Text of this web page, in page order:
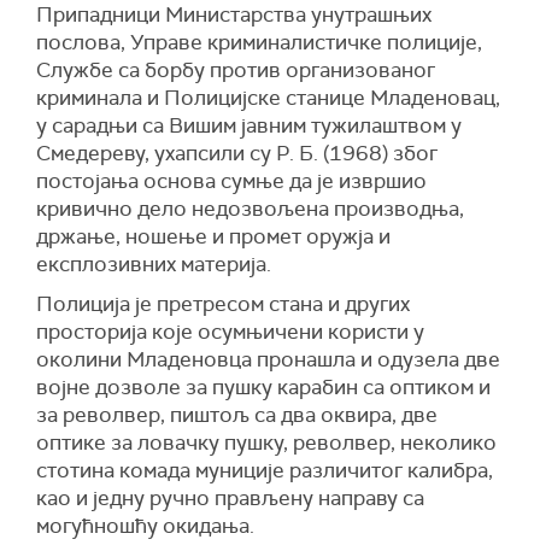
Припадници Министарства унутрашњих
послова, Управе криминалистичке полиције,
Службе са борбу против организованог
криминала и Полицијске станице Младеновац,
у сарадњи са Вишим јавним тужилаштвом у
Смедереву, ухапсили су Р. Б. (1968) због
постојања основа сумње да је извршио
кривично дело недозвољена производња,
држање, ношење и промет оружја и
експлозивних материја.
Полиција је претресом стана и других
просторија које осумњичени користи у
околини Младеновца пронашла и одузела две
војне дозволе за пушку карабин са оптиком и
за револвер, пиштољ са два оквира, две
оптике за ловачку пушку, револвер, неколико
стотина комада муниције различитог калибра,
као и једну ручно прављену направу са
могућношћу окидања.